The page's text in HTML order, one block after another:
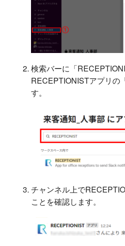
検索バーに「
RECEPTIONISTアプリの
す。
チャンネル上で
ことを確認します。